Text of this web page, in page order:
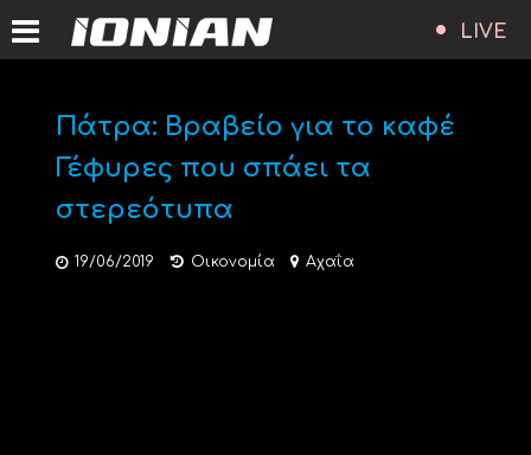
LIVE
Πάτρα: Βραβείο για το καφέ
Γέφυρες που σπάει τα
στερεότυπα
19/06/2019 Οικονομία Αχαΐα